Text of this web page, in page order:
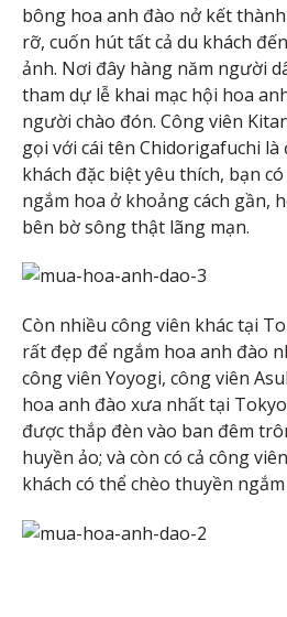
bông hoa anh đào nở kết
rỡ, cuốn hút tất cả du khách
ảnh. Nơi đây hàng năm người
tham dự lễ khai mạc hội hoa
người chào đón. Công viên
gọi với cái tên Chidorigafuchi là
khách đặc biệt yêu thích, bạn
ngắm hoa ở khoảng cách gần,
bên bờ sông thật lãng mạn.
Còn nhiều công viên khác tại
rất đẹp để ngắm hoa anh đào
công viên Yoyogi, công viên
hoa anh đào xưa nhất tại
được thắp đèn vào ban đêm
huyền ảo; và còn có cả công
khách có thể chèo thuyền ngắm